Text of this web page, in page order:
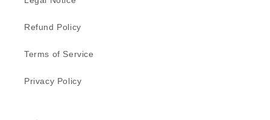
Refund Policy
Terms of Service
Privacy Policy